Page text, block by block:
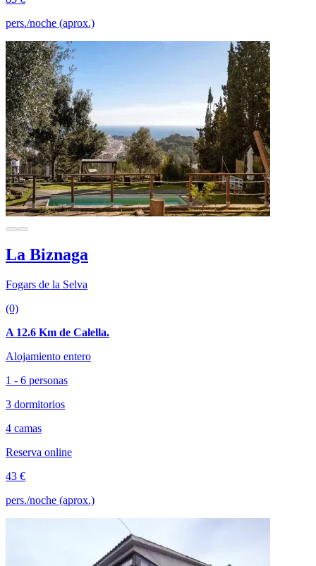
pers./noche (aprox.)
La Biznaga
Fogars de la Selva
(0)
A 12.6 Km de Calella.
Alojamiento entero
1 - 6 personas
3 dormitorios
4 camas
Reserva online
43 €
pers./noche (aprox.)